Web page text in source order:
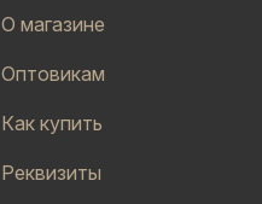
О магазине
Оптовикам
Как купить
Реквизиты